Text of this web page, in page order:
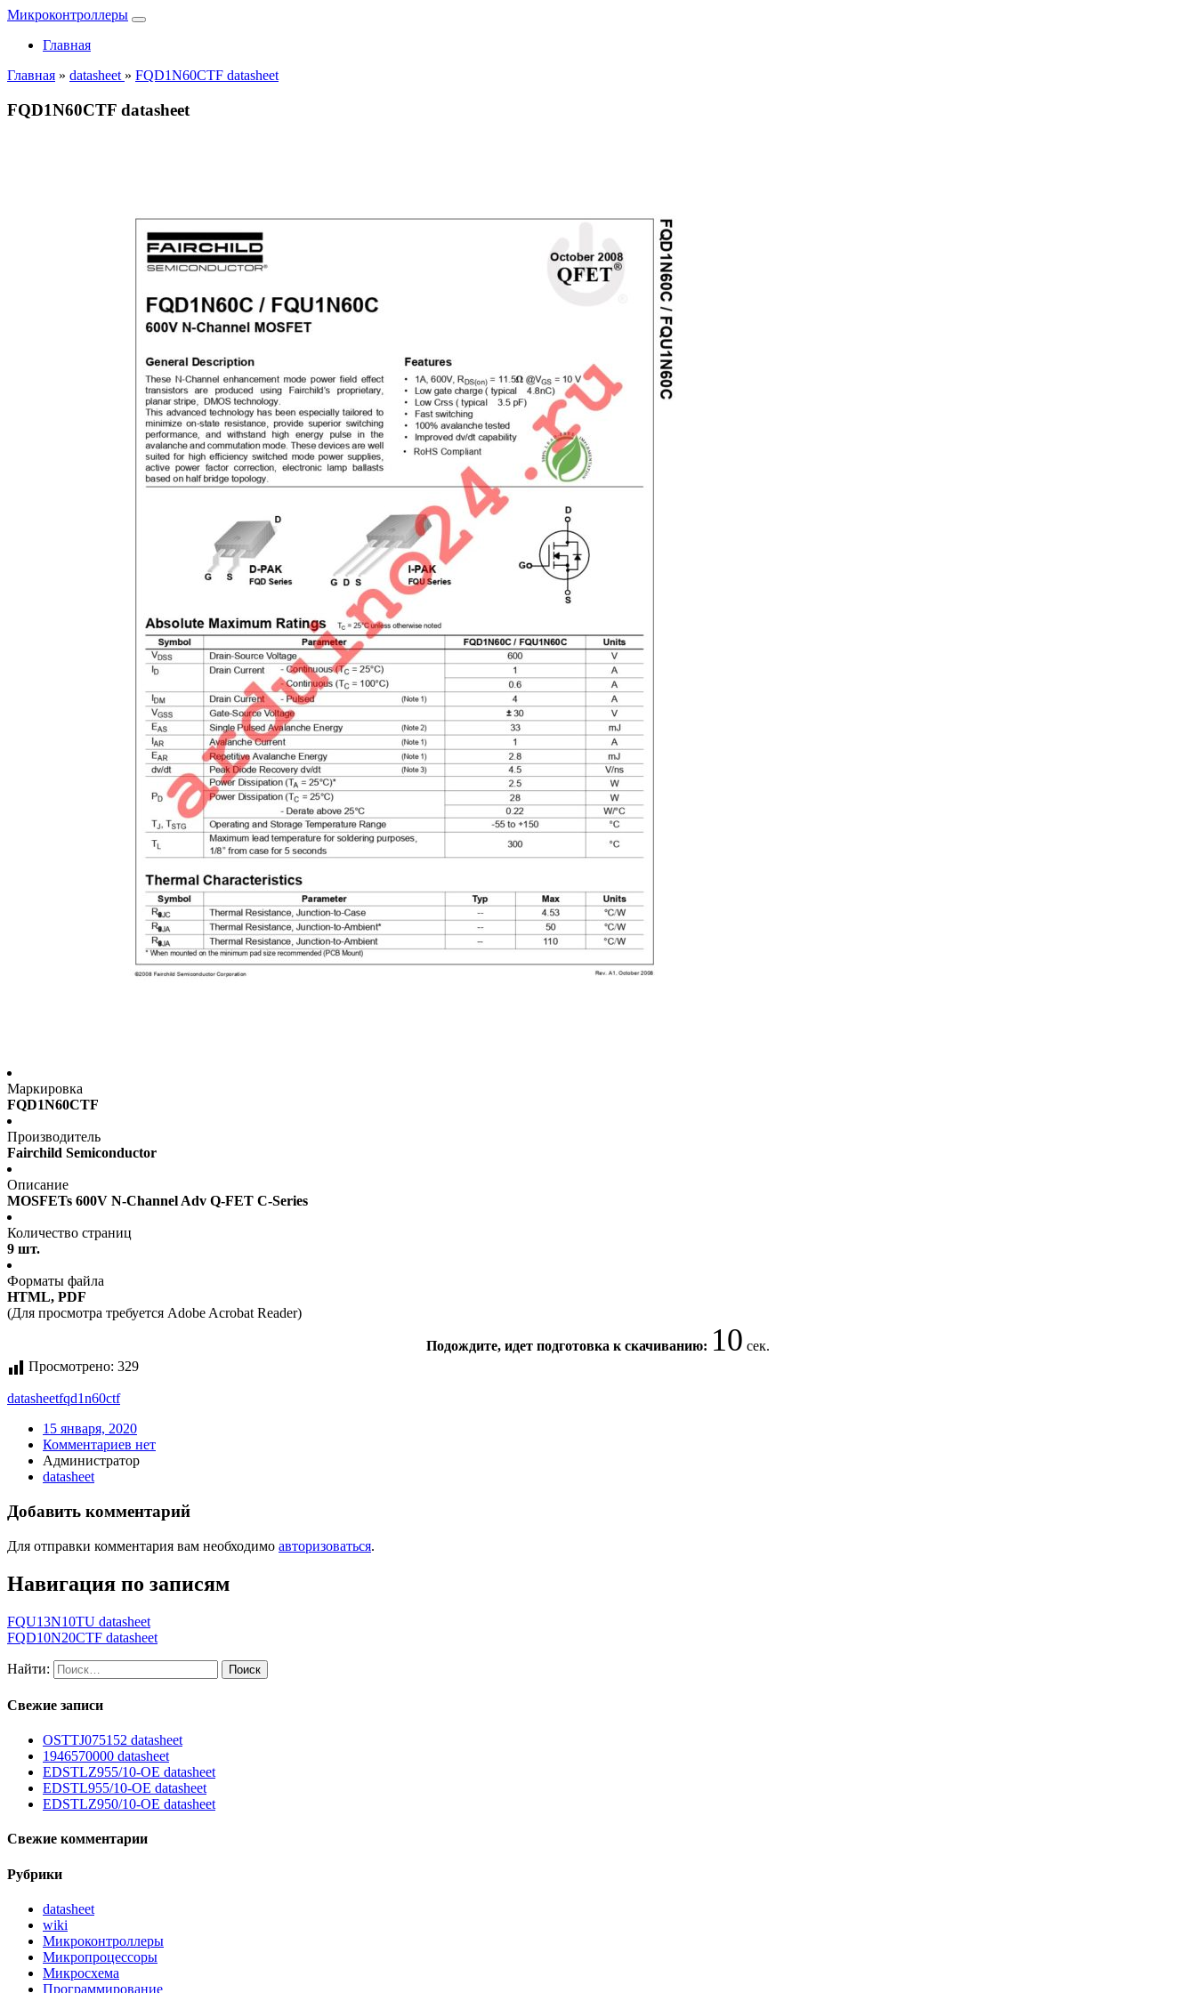
Микроконтроллеры
Главная
Главная » datasheet » FQD1N60CTF datasheet
FQD1N60CTF datasheet
Маркировка
FQD1N60CTF
Производитель
Fairchild Semiconductor
Описание
MOSFETs 600V N-Channel Adv Q-FET C-Series
Количество страниц
9 шт.
Форматы файла
HTML, PDF
(Для просмотра требуется Adobe Acrobat Reader)
Подождите, идет подготовка к скачиванию: 10 сек.
Просмотрено: 329
datasheetfqd1n60ctf
15 января, 2020
Комментариев нет
Администратор
datasheet
Добавить комментарий
Для отправки комментария вам необходимо авторизоваться.
Навигация по записям
FQU13N10TU datasheet
FQD10N20CTF datasheet
Найти:
Свежие записи
OSTTJ075152 datasheet
1946570000 datasheet
EDSTLZ955/10-OE datasheet
EDSTL955/10-OE datasheet
EDSTLZ950/10-OE datasheet
Свежие комментарии
Рубрики
datasheet
wiki
Микроконтроллеры
Микропроцессоры
Микросхема
Программирование